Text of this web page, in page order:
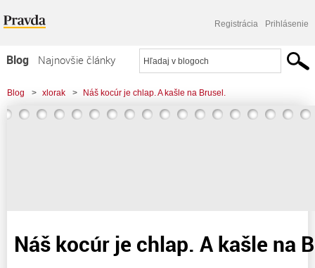
Registrácia Prihlásenie
Blog
Najnovšie články
Najčítanejšie články
Najkomentovanejšie články
Blog > xlorak > Náš kocúr je chlap. A kašle na Brusel.
Náš kocúr je chlap. A kašle na